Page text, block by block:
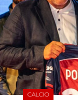
CALCIO